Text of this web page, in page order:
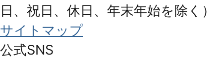
日、祝日、休日、年末年始を除く）
サイトマップ
公式SNS